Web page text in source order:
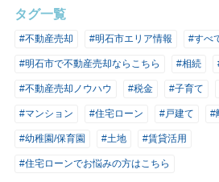
タグ一覧
#不動産売却 #明石市エリア情報 #すべ
#明石市で不動産売却ならこちら #相続
#不動産売却ノウハウ #税金 #子育て
#マンション #住宅ローン #戸建て #
#幼稚園/保育園 #土地 #賃貸活用
#住宅ローンでお悩みの方はこちら